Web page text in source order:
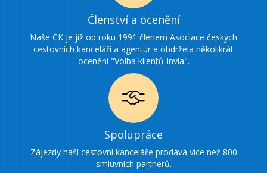
Ikonka
ocenění
Členství a ocenění
Naše CK je již od roku 1991 členem Asociace českých
cestovních kanceláří a agentur a obdržela několikrát
ocenění "Volba klientů Invia".
Ikonka
spolupráce
Spolupráce
Zájezdy naší cestovní kanceláře prodává více než 800
smluvních partnerů.